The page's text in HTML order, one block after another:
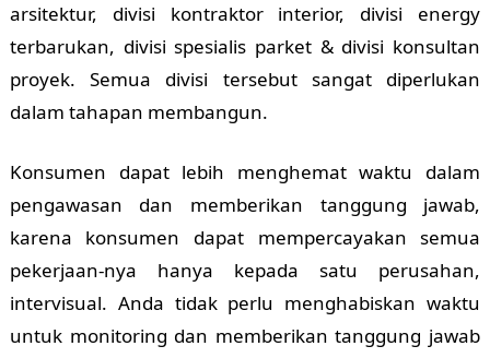
arsitektur, divisi kontraktor interior, divisi energy
terbarukan, divisi spesialis parket & divisi konsultan
proyek. Semua divisi tersebut sangat diperlukan
dalam tahapan membangun.
Konsumen dapat lebih menghemat waktu dalam
pengawasan dan memberikan tanggung jawab,
karena konsumen dapat mempercayakan semua
pekerjaan-nya hanya kepada satu perusahan,
intervisual. Anda tidak perlu menghabiskan waktu
untuk monitoring dan memberikan tanggung jawab